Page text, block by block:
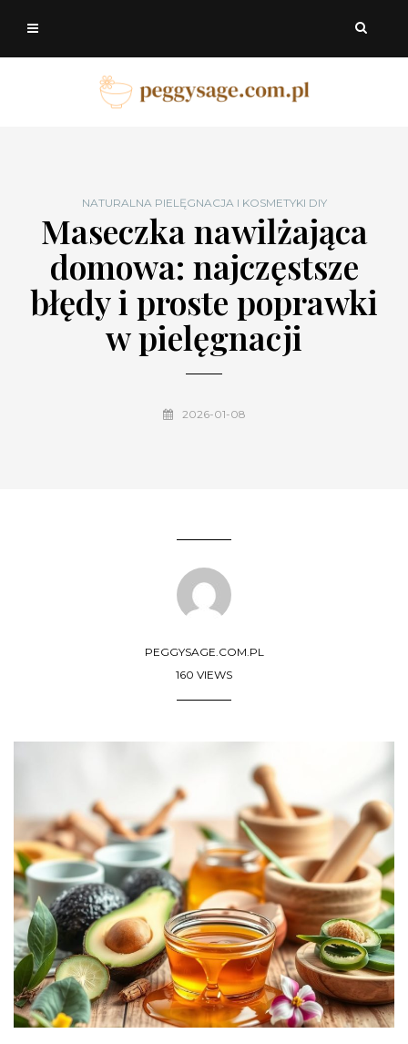
NATURALNA PIELĘGNACJA I KOSMETYKI DIY
Maseczka nawilżająca
domowa: najczęstsze
błędy i proste poprawki
w pielęgnacji
2026-01-08
PEGGYSAGE.COM.PL
160 VIEWS